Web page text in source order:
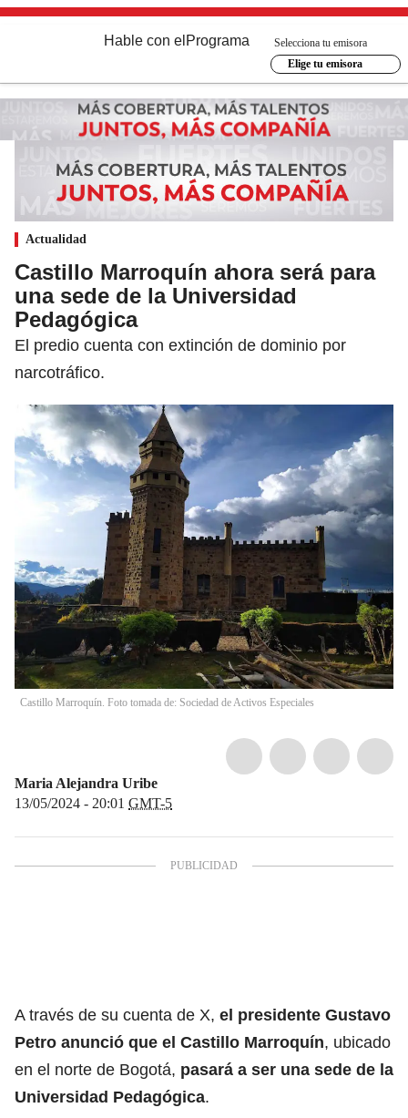
Hable con el Programa
Selecciona tu emisora
Elige tu emisora
Actualidad
Castillo Marroquín ahora será para
una sede de la Universidad
Pedagógica
El predio cuenta con extinción de dominio por
narcotráfico.
Castillo Marroquín. Foto tomada de: Sociedad de Activos Especiales
Maria Alejandra Uribe
13/05/2024 - 20:01 GMT-5
A través de su cuenta de X, el presidente Gustavo
Petro anunció que el Castillo Marroquín, ubicado
en el norte de Bogotá, pasará a ser una sede de la
Universidad Pedagógica.